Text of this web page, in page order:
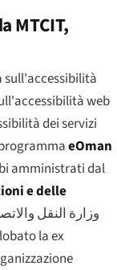
MTCIT,
sull'accessibilità
web
dei servizi
eOman
amministrati dal
e delle
وزارة النقل
la ex